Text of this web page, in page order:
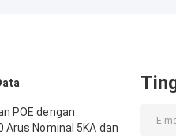
POE dengan
Arus Nominal 5KA dan